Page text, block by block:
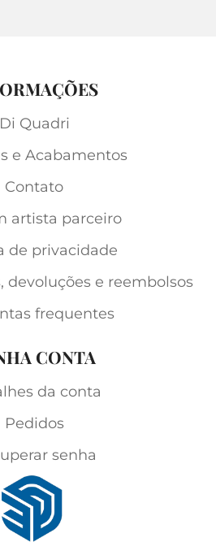
Di Quadri
e Acabamentos
Contato
artista parceiro
de privacidade
devoluções e reembolsos
frequentes
CONTA
da conta
Pedidos
senha